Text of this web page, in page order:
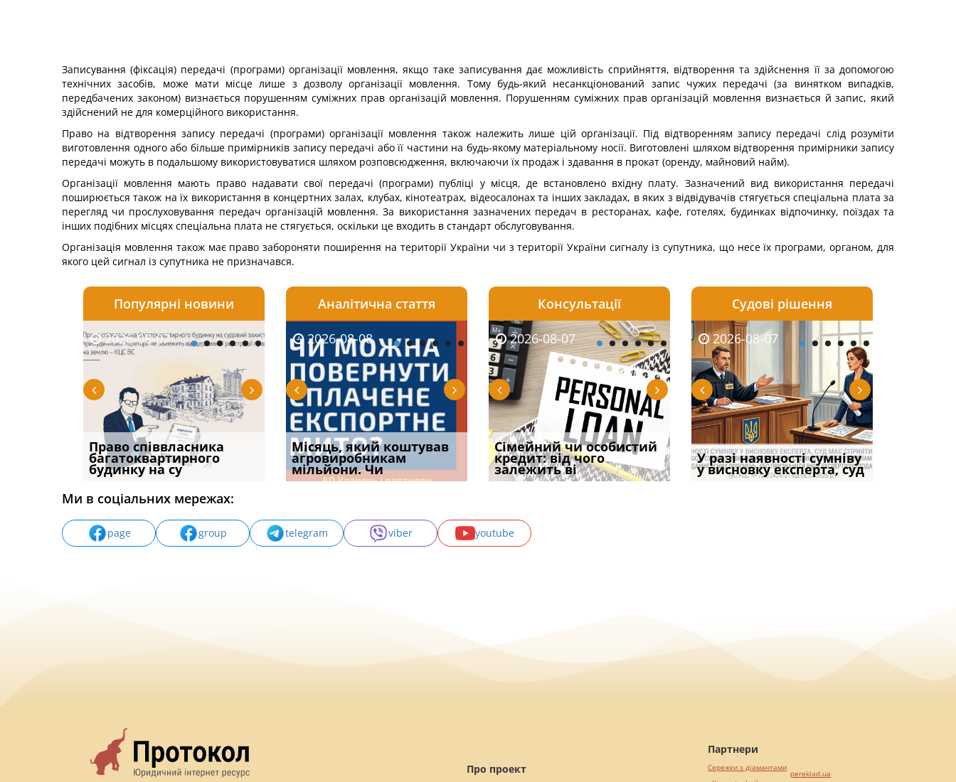
Записування (фіксація) передачі (програми) організації мовлення, якщо таке записування дає можливість сприйняття, відтворення та здійснення її за допомогою
технічних засобів, може мати місце лише з дозволу організації мовлення. Тому будь-який несанкціонований запис чужих передачі (за винятком випадків,
передбачених законом) визнається порушенням суміжних прав організацій мовлення. Порушенням суміжних прав організацій мовлення визнається й запис, який
здійснений не для комерційного використання.
Право на відтворення запису передачі (програми) організації мовлення також належить лише цій організації. Під відтворенням запису передачі слід розуміти
виготовлення одного або більше примірників запису передачі або її частини на будь-якому матеріальному носії. Виготовлені шляхом відтворення примірники запису
передачі можуть в подальшому використовуватися шляхом розповсюдження, включаючи їх продаж і здавання в прокат (оренду, майновий найм).
Організації мовлення мають право надавати свої передачі (програми) публіці у місця, де встановлено вхідну плату. Зазначений вид використання передачі
поширюється також на їх використання в концертних залах, клубах, кінотеатрах, відеосалонах та інших закладах, в яких з відвідувачів стягується спеціальна плата за
перегляд чи прослуховування передач організацій мовлення. За використання зазначених передач в ресторанах, кафе, готелях, будинках відпочинку, поїздах та
інших подібних місцях спеціальна плата не стягується, оскільки це входить в стандарт обслуговування.
Організація мовлення також має право забороняти поширення на території України чи з території України сигналу із супутника, що несе їх програми, органом, для
якого цей сигнал із супутника не призначався.
Популярні новини
2026-08-07
Право співвласника
багатоквартирного
будинку на су
2026-08-06
Якщо суд встановив для
відшкодування шкоди
наявніс
2026-08-06
Документи, на яких не
проставляється
апостиль: пер
2026-08-06
НБУ змінив правила
примусового списання
коштів: що
2026-08-05
Суд оштрафував
командира
частини за ігн
Аналітична стаття
2026-08-03
ФУНДАМЕНТАЛЬНА
ПРОБЛЕМА «СУДОВОЇ
ПРАКТИКИ», АБО ПР
2026-08-08
Місяць, який коштував
агровиробникам
мільйони. Чи
2026-08-07
Огляд практики ВС від
Ростислава Кравця, що
опублі
2026-08-04
Переоформлення
відстрочки за іншою
підставою: нов
2026-08-04
Зловживання
за статтею 369-2
Кримінального
Консультації
2026-08-05
Чи потрібна ФОП
печатка у 2026 році:
правила засто
2026-08-07
Сімейний чи особистий
кредит: від чого
залежить ві
2026-08-07
Протокол обшуку: як
зафіксувати порушення
і не втр
2026-08-06
Исключение с
учета по
возможно
Судові рішення
2026-07-30
Восьмий ААС фактично
підтвердив, що ЦВЛК
може скас
2026-08-07
У разі наявності сумніву
у висновку експерта, суд
Ми в соціальних мережах:
page group telegram viber youtube
Про проект
Партнери
Сережки з діамантами
pereklad.ua